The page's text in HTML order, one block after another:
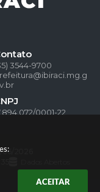
ACEITAR
3544-9700
0001-22
06/2026